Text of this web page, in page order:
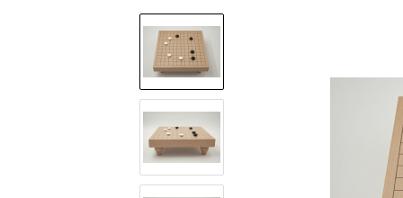
Go-Bretter
Go-Steine
Go-Dosen
Go-Tische
Magnet-Go
Go-Uhren